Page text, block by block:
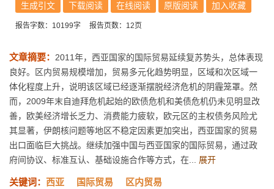
生成引文 下载阅读 在线阅读 原版阅读 加入收藏
报告字数：10199字 报告页数：12页
文章摘要： 2011年，西亚国家的国际贸易延续复苏势头，总体表现
良好。区内贸易规模增加，贸易多元化趋势明显，区域和次区域一
体化程度上升，说明该区域已经逐渐摆脱经济危机的阴霾笼罩。然
而，2009年末自迪拜危机起始的欧债危机和美债危机仍未见明显改
善，欧美经济增长乏力、消费能力疲软，欧元区的主权债务风险尤
其显著，伊朗核问题等地区不稳定因素更加突出，西亚国家的贸易
出口面临巨大挑战。继续加强中国与西亚国家的国际贸易，通过政
府间协议、标准互认、基础设施合作等方式，在... 展开
关键词： 西亚 国际贸易 区内贸易